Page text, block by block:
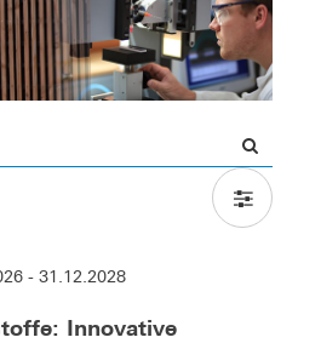
- 31.12.2028
Innovative